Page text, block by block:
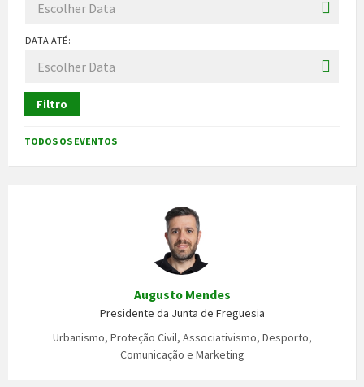
DATA ATÉ:
Filtro
TODOS OS EVENTOS
Augusto Mendes
Presidente da Junta de Freguesia
Urbanismo, Proteção Civil, Associativismo, Desporto,
Comunicação e Marketing